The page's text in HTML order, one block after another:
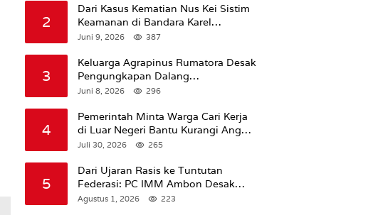
2
Dari Kasus Kematian Nus Kei Sistim
Keamanan di Bandara Karel
Sadsuitubun Langgur
Juni 9, 2026 387
3
Keluarga Agrapinus Rumatora Desak
Pengungkapan Dalang
Pembunuhan, Siap Bawa Kasus ke
Juni 8, 2026 296
4
Pemerintah Minta Warga Cari Kerja
di Luar Negeri Bantu Kurangi Angka
Pengangguran
Juli 30, 2026 265
5
Dari Ujaran Rasis ke Tuntutan
Federasi: PC IMM Ambon Desak
Klarifikasi Presiden dan Imbau
Agustus 1, 2026 223